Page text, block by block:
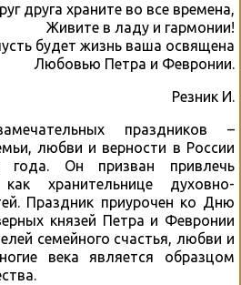
друга храните во все времена,
Живите в ладу и гармонии!
будет жизнь ваша освящена
Любовью Петра и Февронии.
Резник И.
праздников –
любви и верности в России
года. Он призван привлечь
хранительнице духовно-
Праздник приурочен ко Дню
князей Петра и Февронии
семейного счастья, любви и
века является образцом